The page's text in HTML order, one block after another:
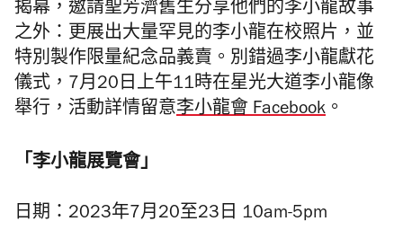
揭幕，邀請聖芳濟舊生分享他們的李小龍故事
之外：更展出大量罕見的李小龍在校照片，並
特別製作限量紀念品義賣。別錯過李小龍獻花
儀式，7月20日上午11時在星光大道李小龍像
舉行，活動詳情留意李小龍會 Facebook 。
「李小龍展覽會」
日期：2023年7月20至23日 10am-5pm